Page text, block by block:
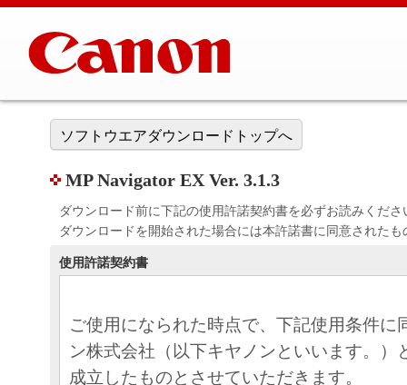
ソフトウエアダウンロードトップへ
MP Navigator EX Ver. 3.1.3
ダウンロード前に下記の使用許諾契約書を必ずお読みくださ
ダウンロードを開始された場合には本許諾書に同意された
使用許諾契約書
ご使用になられた時点で、下記使用条件に
ン株式会社（以下キヤノンといいます。）
成立したものとさせていただきます。